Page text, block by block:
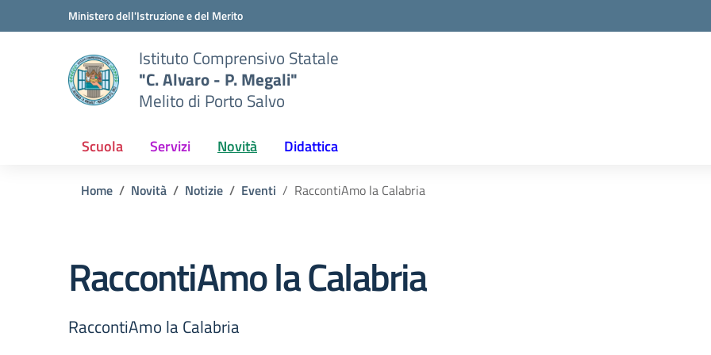
Vai ai contenuti
Vai al menu di navigazioneMinistero dell'Istruzione e del Merito
Istituto Comprensivo Statale
"C. Alvaro - P. Megali"
Melito di Porto Salvo
Scuola Servizi Novità Didattica
Home Novità Notizie Eventi RaccontiAmo la Calabria
RaccontiAmo la Calabria
RaccontiAmo la Calabria